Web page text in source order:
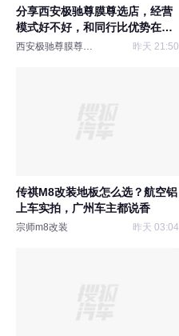
分享西安极驰尊膜尊选店，经营
模式好不好，和同行比优势在
哪？
西安极驰尊膜尊选店 昨天 21:50
传祺M8改装地板怎么选？航空铝
上车实拍，广州车主都说香
宗师m8改装 昨天 03:04